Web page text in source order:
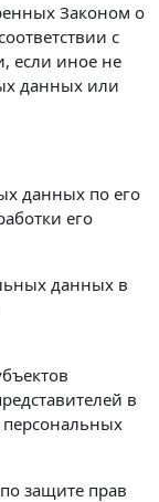
Законом о
с
если иное не
данных или
данных по его
его
данных в
в
персональных
защите прав